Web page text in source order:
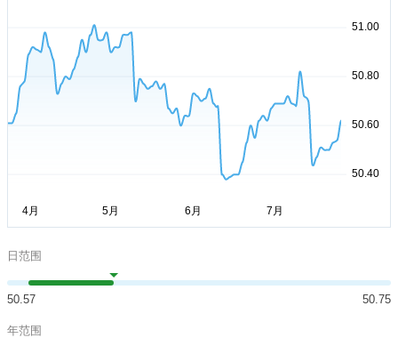
日范围
50.57 50.75
年范围